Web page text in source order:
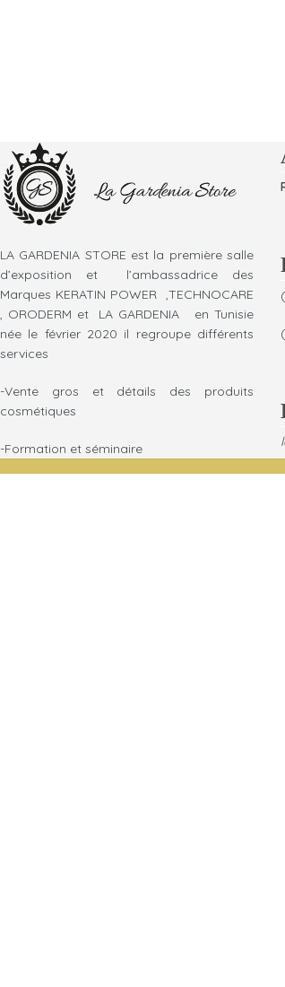
LA GARDENIA STORE est la première salle
d’exposition et l’ambassadrice des
Marques KERATIN POWER ,TECHNOCARE
, ORODERM et LA GARDENIA en Tunisie
née le février 2020 il regroupe différents
services
-Vente gros et détails des produits
cosmétiques
-Formation et séminaire